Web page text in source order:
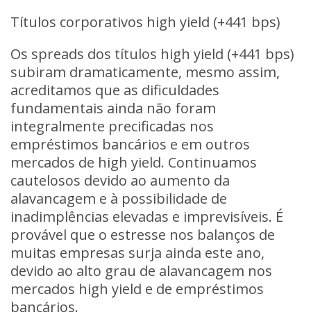
Títulos corporativos high yield (+441 bps)
Os spreads dos títulos high yield (+441 bps)
subiram dramaticamente, mesmo assim,
acreditamos que as dificuldades
fundamentais ainda não foram
integralmente precificadas nos
empréstimos bancários e em outros
mercados de high yield. Continuamos
cautelosos devido ao aumento da
alavancagem e à possibilidade de
inadimplências elevadas e imprevisíveis. É
provável que o estresse nos balanços de
muitas empresas surja ainda este ano,
devido ao alto grau de alavancagem nos
mercados high yield e de empréstimos
bancários.